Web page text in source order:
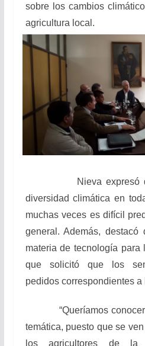
sobre los cambios
agricultura local.
Nieva expresó que
diversidad climática en
muchas veces es difícil
general. Además,
materia de tecnología para
que solicitó que los
pedidos correspondientes a
“Queríamos conocer
temática, puesto que se
los agricultores de la